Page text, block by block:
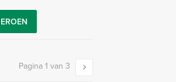
Pagina 1 van 3